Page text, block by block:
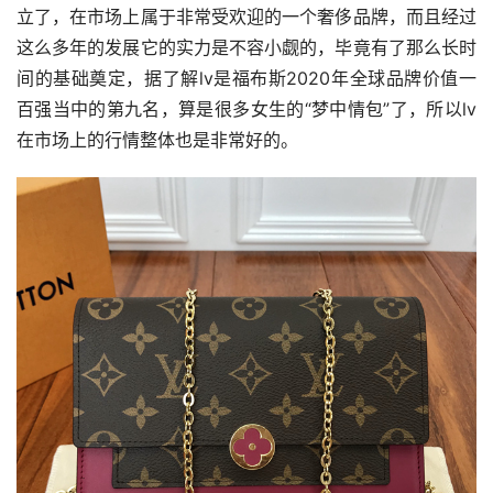
立了，在市场上属于非常受欢迎的一个奢侈品牌，而且经过
这么多年的发展它的实力是不容小觑的，毕竟有了那么长时
间的基础奠定，据了解lv是福布斯2020年全球品牌价值一
百强当中的第九名，算是很多女生的“梦中情包”了，所以lv
在市场上的行情整体也是非常好的。